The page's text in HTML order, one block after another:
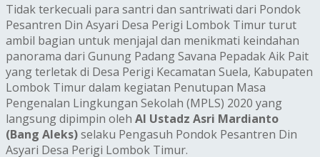
Tidak terkecuali para santri dan santriwati dari Pondok
Pesantren Din Asyari Desa Perigi Lombok Timur turut
ambil bagian untuk menjajal dan menikmati keindahan
panorama dari Gunung Padang Savana Pepadak Aik Pait
yang terletak di Desa Perigi Kecamatan Suela, Kabupaten
Lombok Timur dalam kegiatan Penutupan Masa
Pengenalan Lingkungan Sekolah (MPLS) 2020 yang
langsung dipimpin oleh Al Ustadz Asri Mardianto
(Bang Aleks)selaku Pengasuh Pondok Pesantren Din
Asyari Desa Perigi Lombok Timur.